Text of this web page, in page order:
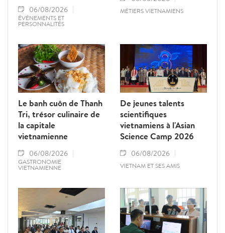
06/08/2026
ÉVÉNEMENTS ET
PERSONNALITÉS
MÉTIERS VIETNAMIENS
Le banh cuôn de Thanh
Tri, trésor culinaire de
la capitale
vietnamienne
06/08/2026
GASTRONOMIE
VIETNAMIENNE
De jeunes talents
scientifiques
vietnamiens à l'Asian
Science Camp 2026
06/08/2026
VIETNAM ET SES AMIS